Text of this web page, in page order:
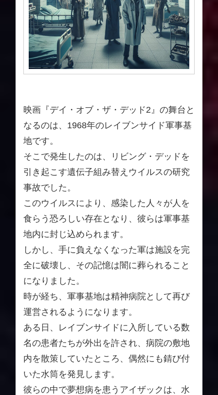
映画『デイ・オブ・ザ・デッド2』の舞台と
なるのは、1968年のレイブンサイド軍事基
地です。
そこで発生したのは、リビング・デッドを
引き起こす遺伝子組み替えウイルスの研究
事故でした。
このウイルスにより、感染した人々が人を
食らう恐ろしい存在となり、彼らは軍事基
地内に封じ込められます。
しかし、手に負えなくなった軍は施設を完
全に破壊し、その記憶は闇に葬られること
になりました。
時が経ち、軍事基地は精神病院として再び
運営されるようになります。
ある日、レイブンサイドに入所している数
名の患者たちが外出を許され、病院の敷地
内を散策していたところ、偶然にも錆び付
いた水筒を発見します。
彼らの中で夢想病を患うアイザックは、水